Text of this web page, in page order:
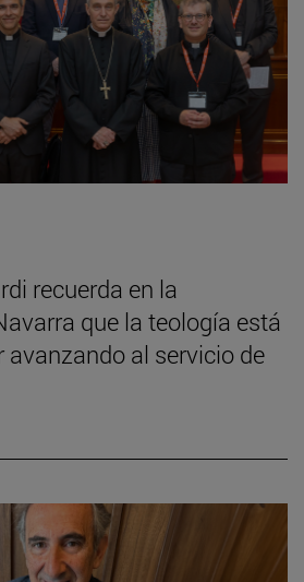
recuerda en la
que la teología está
avanzando al servicio de